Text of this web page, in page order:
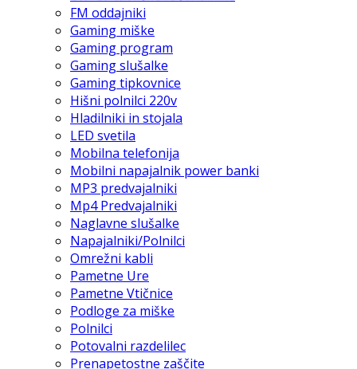
FM oddajniki
Gaming miške
Gaming program
Gaming slušalke
Gaming tipkovnice
Hišni polnilci 220v
Hladilniki in stojala
LED svetila
Mobilna telefonija
Mobilni napajalnik power banki
MP3 predvajalniki
Mp4 Predvajalniki
Naglavne slušalke
Napajalniki/Polnilci
Omrežni kabli
Pametne Ure
Pametne Vtičnice
Podloge za miške
Polnilci
Potovalni razdelilec
Prenapetostne zaščite